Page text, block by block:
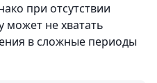
при отсутствии
может не хватать
в сложные периоды